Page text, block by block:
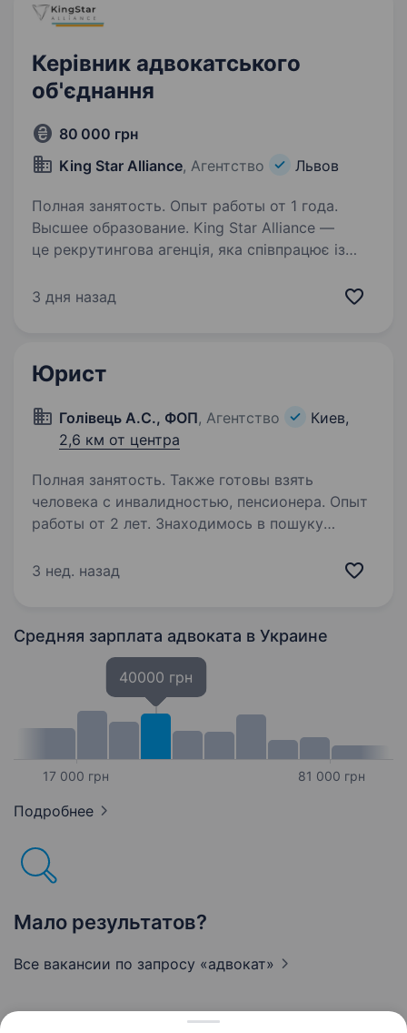
Керівник адвокатського
об'єднання
80 000 грн
King Star Alliance, Агентство Львов
Полная занятость. Опыт работы от 1 года.
Высшее образование. King Star Alliance —
це рекрутингова агенція, яка співпрацює із
та холдингами. В одне із Адвокатських
3 дня назад
Юрист
Голівець А.С., ФОП, Агентство
Киев,
2,6 км от центра
Полная занятость. Также готовы взять
человека с инвалидностью, пенсионера. Опыт
работы от 2 лет. Знаходимось в пошуку
Освіта та знання (Hard Skills) Диплом: Вища
Законодавство: Глибоке…
3 нед. назад
Средняя зарплата адвоката в Украине
17 000 грн
40000 грн
81 000 грн
Подробнее
Мало результатов?
Все вакансии по запросу «адвокат»